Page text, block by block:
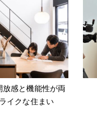
放感と機能性が両
イクな住まい